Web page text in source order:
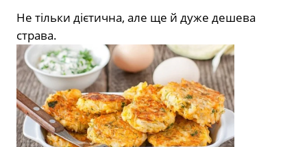
Не тільки дієтична, але ще й дуже дешева
страва.